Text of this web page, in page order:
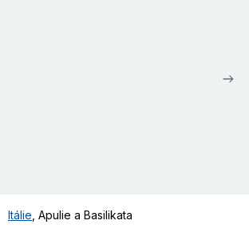
Itálie Apulie a Basilikata